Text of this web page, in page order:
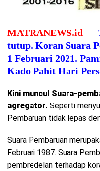
MATRANEWS.id —
tutup. Koran Suara
1 Februari 2021.
Kado Pahit Hari
Kini muncul Suara-
agregator. Seperti
Pembaruan tidak lepas
Suara Pembaruan
Februari 1987. Suara
pembredelan terhadap